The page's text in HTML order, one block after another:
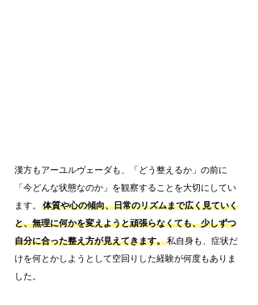
漢方もアーユルヴェーダも、「どう整えるか」の前に
「今どんな状態なのか」を観察することを大切にしてい
ます。
体質や心の傾向、日常のリズムまで広く見ていく
と、無理に何かを変えようと頑張らなくても、少しずつ
自分に合った整え方が見えてきます。私自身も、症状だ
けを何とかしようとして空回りした経験が何度もありま
した。